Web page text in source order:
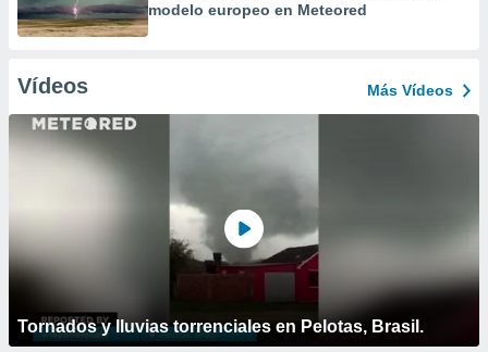
modelo europeo en Meteored
Vídeos Más Vídeos
Tornados y lluvias torrenciales en Pelotas, Brasil.